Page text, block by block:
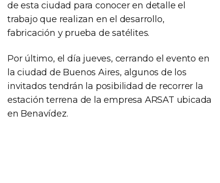
de esta ciudad para conocer en detalle el
trabajo que realizan en el desarrollo,
fabricación y prueba de satélites.
Por último, el día jueves, cerrando el evento en
la ciudad de Buenos Aires, algunos de los
invitados tendrán la posibilidad de recorrer la
estación terrena de la empresa ARSAT ubicada
en Benavídez.